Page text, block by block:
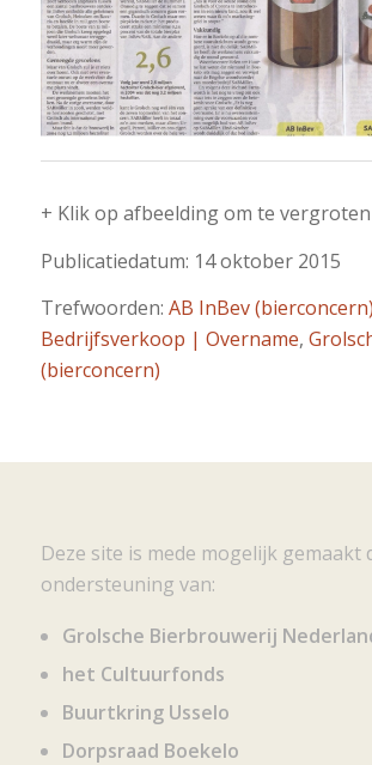
+ Klik op afbeelding om te vergroten
Publicatiedatum: 14 oktober 2015
Trefwoorden: AB InBev (bierconcern)
Bedrijfsverkoop | Overname,
(bierconcern)
Deze site is mede mogelijk gemaakt
ondersteuning van:
Grolsche Bierbrouwerij
het Cultuurfonds
Buurtkring Usselo
Dorpsraad Boekelo